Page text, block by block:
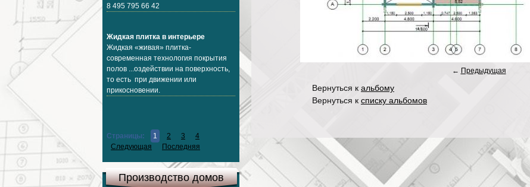
8 495 795 66 42
Жидкая плитка в интерьере
Жидкая «живая» плитка-
современная технология покрытия
полов ...оздействии на поверхность,
то есть при движении или
прикосновении.
Страницы: 1 2 3
4
Следующая
Последняя
Производство домов
← Предыдущая
Вернуться к альбому
Вернуться к списку альбомов